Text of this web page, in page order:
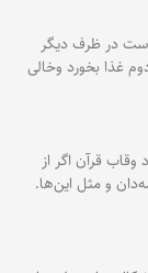
است در ظرف دیگر
غذا بخورد وخالی
وقاب قرآن اگر از
و مثل این‌ها.